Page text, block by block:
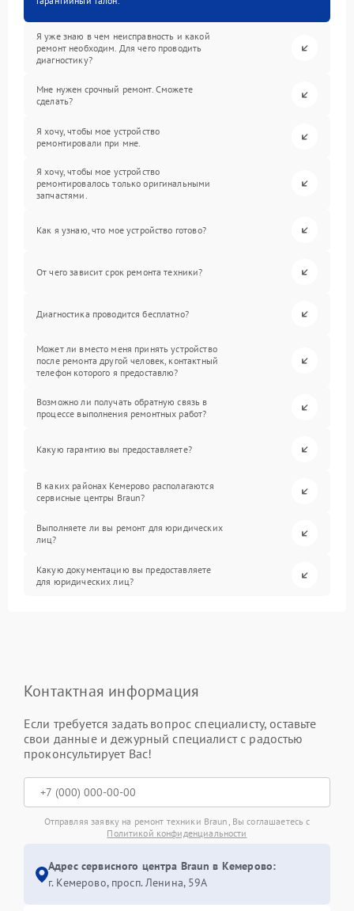
Я уже знаю в чем неисправность и какой
ремонт необходим. Для чего проводить
диагностику?
Мне нужен срочный ремонт. Сможете
сделать?
Я хочу, чтобы мое устройство
ремонтировали при мне.
Я хочу, чтобы мое устройство
ремонтировалось только оригинальными
запчастями.
Как я узнаю, что мое устройство готово?
От чего зависит срок ремонта техники?
Диагностика проводится бесплатно?
Может ли вместо меня принять устройство
после ремонта другой человек, контактный
телефон которого я предоставлю?
Возможно ли получать обратную связь в
процессе выполнения ремонтных работ?
Какую гарантию вы предоставляете?
В каких районах Кемерово располагаются
сервисные центры Braun?
Выполняете ли вы ремонт для юридических
лиц?
Какую документацию вы предоставляете
для юридических лиц?
Контактная информация
Если требуется задать вопрос специалисту, оставьте
свои данные и дежурный специалист с радостью
проконсультирует Вас!
Отправляя заявку на ремонт техники Braun, Вы соглашаетесь с
Политикой конфиденциальности
Адрес сервисного центра Braun в Кемерово:
г. Кемерово, просп. Ленина, 59А